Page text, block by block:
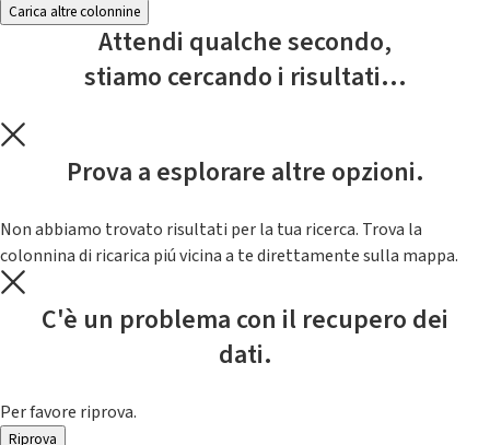
Carica altre colonnine
Attendi qualche secondo,
stiamo cercando i risultati...
Prova a esplorare altre opzioni.
Non abbiamo trovato risultati per la tua ricerca. Trova la
colonnina di ricarica piú vicina a te direttamente sulla mappa.
C'è un problema con il recupero dei
dati.
Per favore riprova.
Riprova